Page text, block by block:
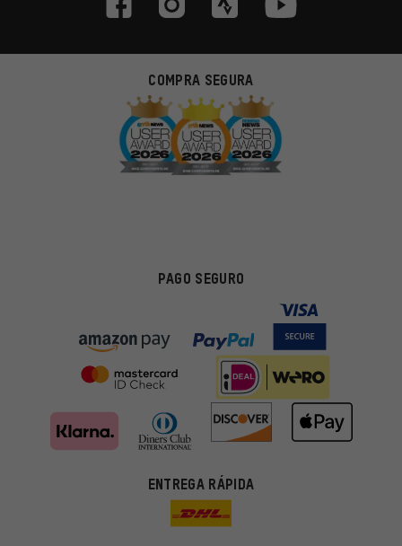
COMPRA SEGURA
PAGO SEGURO
ENTREGA RÁPIDA